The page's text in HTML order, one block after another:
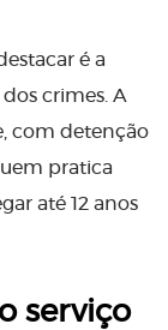
é a
crimes. A
com detenção
pratica
até 12 anos
serviço